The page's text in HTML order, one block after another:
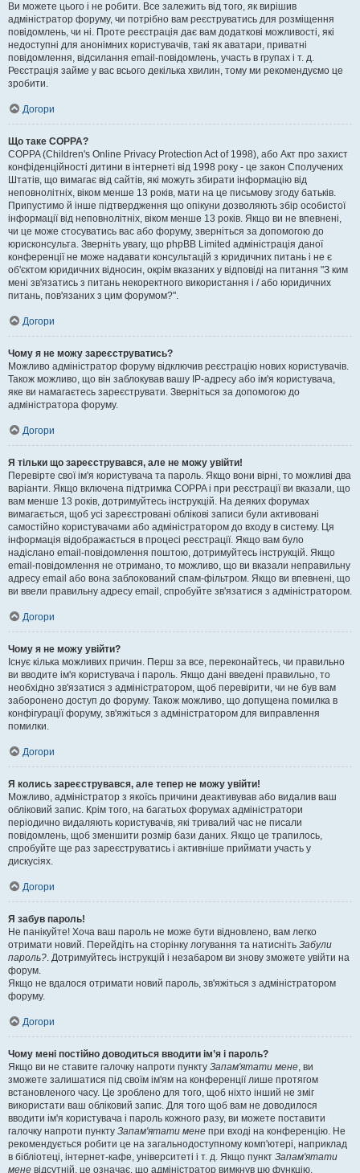
Ви можете цього і не робити. Все залежить від того, як вирішив
адміністратор форуму, чи потрібно вам реєструватись для розміщення
повідомлень, чи ні. Проте реєстрація дає вам додаткові можливості, які
недоступні для анонімних користувачів, такі як аватари, приватні
повідомлення, відсилання email-повідомлень, участь в групах і т. д.
Реєстрація займе у вас всього декілька хвилин, тому ми рекомендуємо це
зробити.
Догори
Що таке COPPA?
COPPA (Children's Online Privacy Protection Act of 1998), або Акт про захист
конфіденційності дитини в інтернеті від 1998 року - це закон Сполучених
Штатів, що вимагає від сайтів, які можуть збирати інформацію від
неповнолітніх, віком менше 13 років, мати на це письмову згоду батьків.
Припустимо й інше підтвердження що опікуни дозволяють збір особистої
інформації від неповнолітніх, віком менше 13 років. Якщо ви не впевнені,
чи це може стосуватись вас або форуму, зверніться за допомогою до
юрисконсульта. Зверніть увагу, що phpBB Limited адміністрація даної
конференції не може надавати консультацій з юридичних питань і не є
об'єктом юридичних відносин, окрім вказаних у відповіді на питання "З ким
мені зв'язатись з питань некоректного використання і / або юридичних
питань, пов'язаних з цим форумом?".
Догори
Чому я не можу зареєструватись?
Можливо адміністратор форуму відключив реєстрацію нових користувачів.
Також можливо, що він заблокував вашу IP-адресу або ім'я користувача,
яке ви намагаєтесь зареєструвати. Зверніться за допомогою до
адміністратора форуму.
Догори
Я тільки що зареєструвався, але не можу увійти!
Перевірте свої ім'я користувача та пароль. Якщо вони вірні, то можливі два
варіанти. Якщо включена підтримка COPPA і при реєстрації ви вказали, що
вам менше 13 років, дотримуйтесь інструкцій. На деяких форумах
вимагається, щоб усі зареєстровані облікові записи були активовані
самостійно користувачами або адміністратором до входу в систему. Ця
інформація відображається в процесі реєстрації. Якщо вам було
надіслано email-повідомлення поштою, дотримуйтесь інструкцій. Якщо
email-повідомлення не отримано, то можливо, що ви вказали неправильну
адресу email або вона заблокований спам-фільтром. Якщо ви впевнені, що
ви ввели правильну адресу email, спробуйте зв'язатися з адміністратором.
Догори
Чому я не можу увійти?
Існує кілька можливих причин. Перш за все, переконайтесь, чи правильно
ви вводите ім'я користувача і пароль. Якщо дані введені правильно, то
необхідно зв'язатися з адміністратором, щоб перевірити, чи не був вам
заборонено доступ до форуму. Також можливо, що допущена помилка в
конфігурації форуму, зв'яжіться з адміністратором для виправлення
помилки.
Догори
Я колись зареєструвався, але тепер не можу увійти!
Можливо, адміністратор з якоїсь причини деактивував або видалив ваш
обліковий запис. Крім того, на багатьох форумах адміністратори
періодично видаляють користувачів, які тривалий час не писали
повідомлень, щоб зменшити розмір бази даних. Якщо це трапилось,
спробуйте ще раз зареєструватись і активніше приймати участь у
дискусіях.
Догори
Я забув пароль!
Не панікуйте! Хоча ваш пароль не може бути відновлено, вам легко
отримати новий. Перейдіть на сторінку логування та натисніть Забули
пароль?. Дотримуйтесь інструкцій і незабаром ви знову зможете увійти на
форум.
Якщо не вдалося отримати новий пароль, зв'яжіться з адміністратором
форуму.
Догори
Чому мені постійно доводиться вводити ім’я і пароль?
Якщо ви не ставите галочку напроти пункту Запам'ятати мене, ви
зможете залишатися під своїм ім'ям на конференції лише протягом
встановленого часу. Це зроблено для того, щоб ніхто інший не зміг
використати ваш обліковий запис. Для того щоб вам не доводилося
вводити ім'я користувача і пароль кожного разу, ви можете поставити
галочку напроти пункту Запам'ятати мене при вході на конференцію. Не
рекомендується робити це на загальнодоступному комп'ютері, наприклад
в бібліотеці, інтернет-кафе, університеті і т. д. Якщо пункт Запам'ятати
мене відсутній, це означає, що адміністратор вимкнув цю функцію.